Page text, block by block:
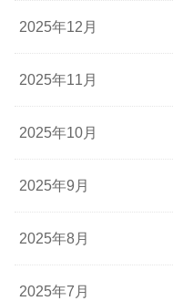
2025年12月
2025年11月
2025年10月
2025年9月
2025年8月
2025年7月